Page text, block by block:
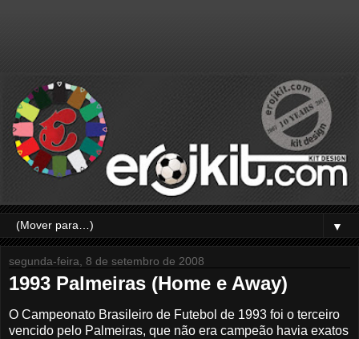
▼
segunda-feira, 8 de setembro de 2008
1993 Palmeiras (Home e Away)
O Campeonato Brasileiro de Futebol de 1993 foi o terceiro
vencido pelo Palmeiras, que não era campeão havia exatos